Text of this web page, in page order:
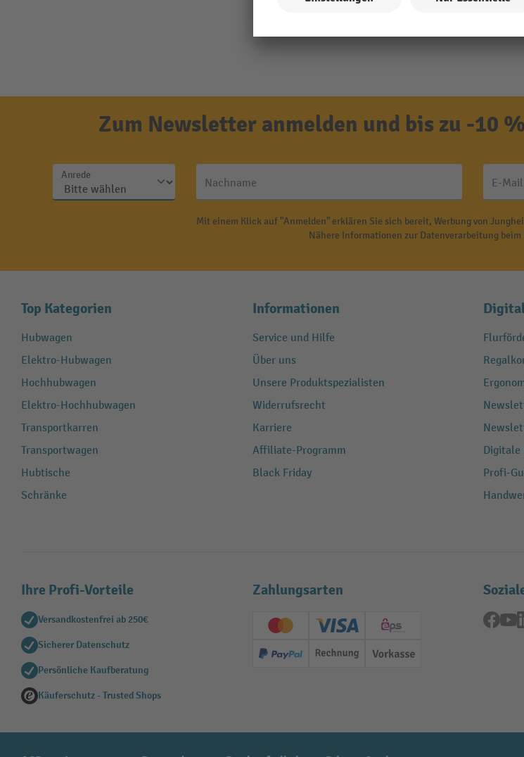
Zum Newsletter anmelden und bis zu -10
Anrede
Nachname E-Mail
Mit einem Klick auf "Anmelden" erklären Sie sich bereit, Werbung von
Nähere Informationen zur Datenverarbeitung
Top Kategorien
Hubwagen
Elektro-Hubwagen
Hochhubwagen
Elektro-Hochhubwagen
Transportkarren
Transportwagen
Hubtische
Schränke
Informationen
Service und Hilfe
Über uns
Unsere Produktspezialisten
Widerrufsrecht
Karriere
Affiliate-Programm
Black Friday
Digitale
Profi-
Ihre Profi-Vorteile
Versandkostenfrei ab 250€
Sicherer Datenschutz
Persönliche Kaufberatung
Käuferschutz - Trusted Shops
Zahlungsarten
Creditcard (Master)Creditcard (Visa)
EPS
PayPal Rechnung Vorkasse